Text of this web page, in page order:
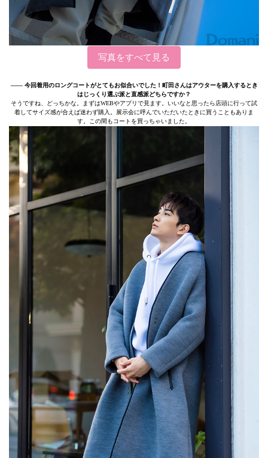
写真をすべて見る
–––– 今回着用のロングコートがとてもお似合いでした！町田さんはアウターを購入するとき
はじっくり選ぶ派と直感派どちらですか？
そうですね、どっちかな。まずはWEBやアプリで見ます。いいなと思ったら店頭に行って試
着してサイズ感が合えば迷わず購入。展示会に呼んでいただいたときに買うこともありま
す。この間もコートを買っちゃいました。